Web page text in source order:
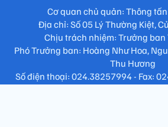
Cơ quan chủ quản: Thông
Địa chỉ: Số 05 Lý Thường Kiệt,
Chịu trách nhiệm: Trưởng ban
Phó Trưởng ban: Hoàng Như Hoa,
Thu Hương
Số điện thoại: 024.38257994 - Fax: